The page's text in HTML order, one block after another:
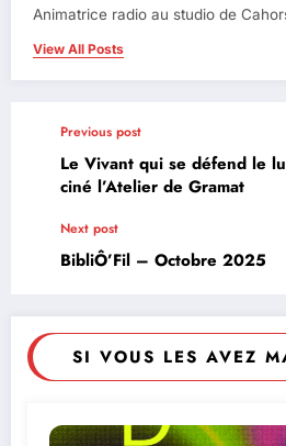
Animatrice radio au studio de
View All Posts
Previous post
Le Vivant qui se défend le
ciné l’Atelier de Gramat
Next post
BibliÔ’Fil – Octobre 2025
SI VOUS LES AVEZ